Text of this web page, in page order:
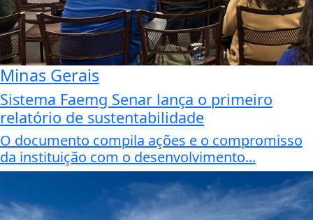
Minas Gerais
Sistema Faemg Senar lança o primeiro
relatório de sustentabilidade
O documento compila ações e o compromisso
da instituição com o desenvolvimento...